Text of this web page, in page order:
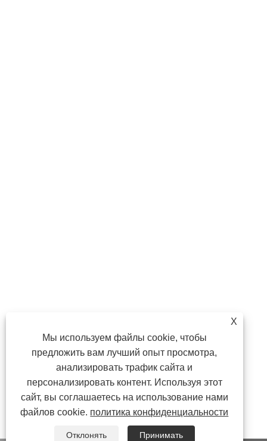
X
Мы используем файлы cookie, чтобы
предложить вам лучший опыт просмотра,
анализировать трафик сайта и
персонализировать контент. Используя этот
сайт, вы соглашаетесь на использование нами
файлов cookie. политика конфиденциальности
Отклонять Принимать